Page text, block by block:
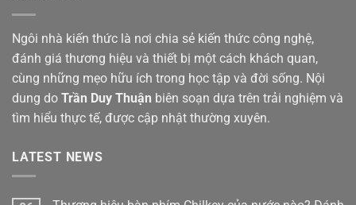
Ngôi nhà kiến thức là nơi chia sẻ kiến thức công nghệ,
đánh giá thương hiệu và thiết bị một cách khách quan,
cùng những mẹo hữu ích trong học tập và đời sống. Nội
dung do Trần Duy Thuận biên soạn dựa trên trải nghiệm và
tìm hiểu thực tế, được cập nhật thường xuyên.
LATEST NEWS